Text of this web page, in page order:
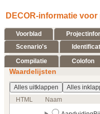
DECOR-informatie
Voorblad
Scenario's
Compilatie Colofon
Waardelijsten
Alles uitklappen
Alles
HTML
Naam